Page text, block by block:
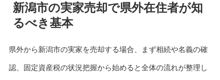
新潟市の実家売却で県外在住者が知
るべき基本
県外から新潟市の実家を売却する場合、まず相続や名義の確
認、固定資産税の状況把握から始めると全体の流れが整理し